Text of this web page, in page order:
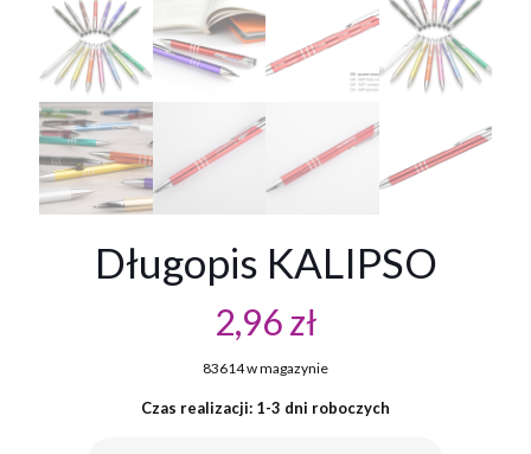
Długopis KALIPSO
2,96zł
83614 w magazynie
Czas realizacji: 1-3 dni roboczych